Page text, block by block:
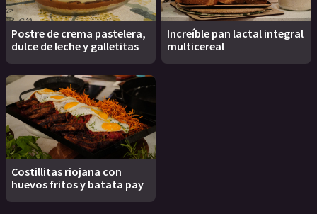
Postre de crema pastelera,
dulce de leche y galletitas
Increíble pan lactal integral
multicereal
Costillitas riojana con
huevos fritos y batata pay